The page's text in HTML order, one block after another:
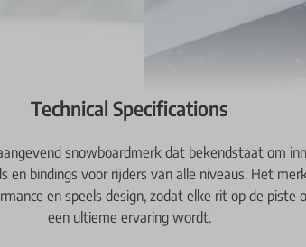
Technical Specifications
snowboardmerk dat bekendstaat om
en bindings voor rijders van alle niveaus. Het
en speels design, zodat elke rit op de piste
een ultieme ervaring wordt.